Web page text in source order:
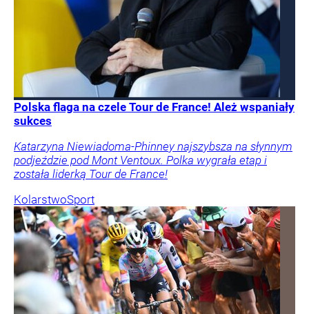
Polska flaga na czele Tour de France! Ależ wspaniały
sukces
Katarzyna Niewiadoma-Phinney najszybsza na słynnym
podjeździe pod Mont Ventoux. Polka wygrała etap i
została liderką Tour de France!
KolarstwoSport